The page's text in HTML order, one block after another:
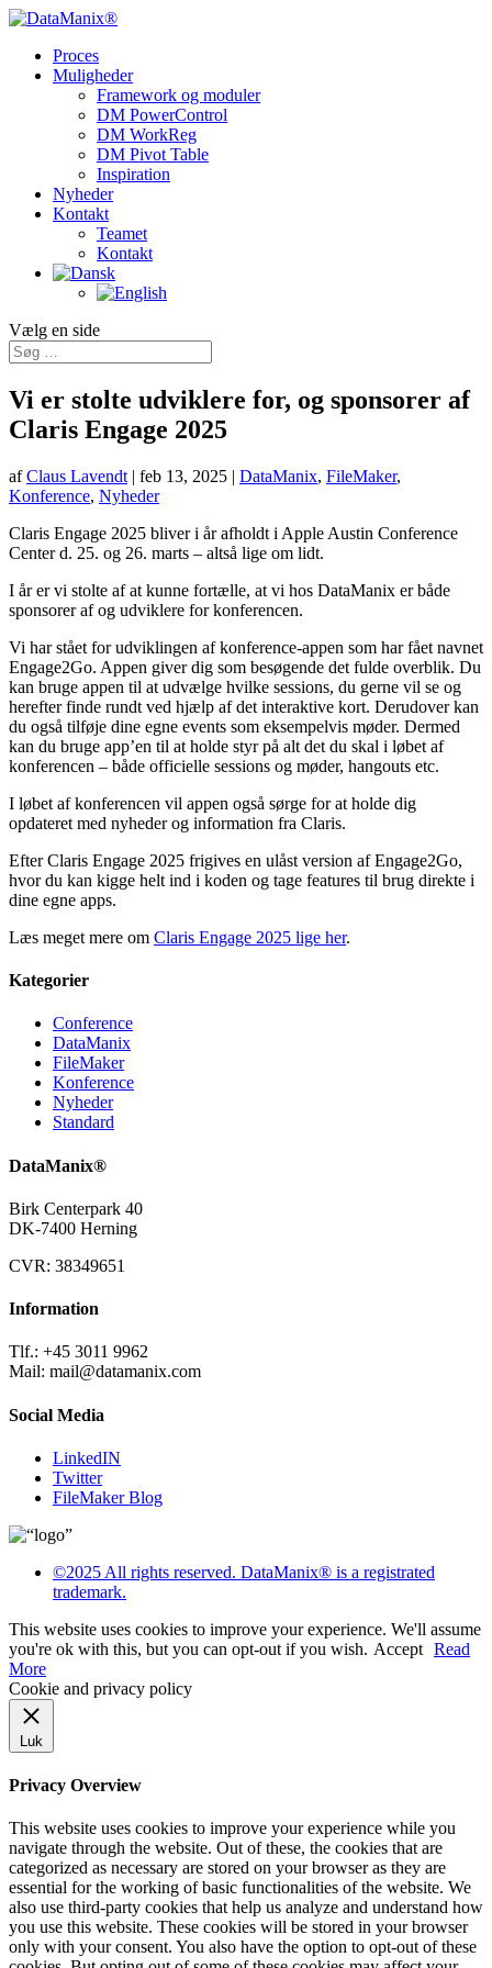
Proces
Muligheder
Framework og moduler
DM PowerControl
DM WorkReg
DM Pivot Table
Inspiration
Nyheder
Kontakt
Teamet
Kontakt
Vælg en side
Vi er stolte udviklere for, og sponsorer af
Claris Engage 2025
afClaus Lavendt | feb 13, 2025 | DataManix, FileMaker,
Konference, Nyheder
Claris Engage 2025 bliver i år afholdt i Apple Austin Conference
Center d. 25. og 26. marts – altså lige om lidt.
I år er vi stolte af at kunne fortælle, at vi hos DataManix er både
sponsorer af og udviklere for konferencen.
Vi har stået for udviklingen af konference-appen som har fået navnet
Engage2Go. Appen giver dig som besøgende det fulde overblik. Du
kan bruge appen til at udvælge hvilke sessions, du gerne vil se og
herefter finde rundt ved hjælp af det interaktive kort. Derudover kan
du også tilføje dine egne events som eksempelvis møder. Dermed
kan du bruge app’en til at holde styr på alt det du skal i løbet af
konferencen – både officielle sessions og møder, hangouts etc.
I løbet af konferencen vil appen også sørge for at holde dig
opdateret med nyheder og information fra Claris.
Efter Claris Engage 2025 frigives en ulåst version af Engage2Go,
hvor du kan kigge helt ind i koden og tage features til brug direkte i
dine egne apps.
Læs meget mere om Claris Engage 2025 lige her.
Kategorier
Conference
DataManix
FileMaker
Konference
Nyheder
Standard
DataManix®
Birk Centerpark 40
DK-7400 Herning
CVR: 38349651
Information
Tlf.: +45 3011 9962
Mail: mail@datamanix.com
Social Media
LinkedIN
Twitter
FileMaker Blog
©2025 All rights reserved. DataManix® is a registrated
trademark.
This website uses cookies to improve your experience. We'll assume
you're ok with this, but you can opt-out if you wish. Accept Read
More
Cookie and privacy policy
Luk
Privacy Overview
This website uses cookies to improve your experience while you
navigate through the website. Out of these, the cookies that are
categorized as necessary are stored on your browser as they are
essential for the working of basic functionalities of the website. We
also use third-party cookies that help us analyze and understand how
you use this website. These cookies will be stored in your browser
only with your consent. You also have the option to opt-out of these